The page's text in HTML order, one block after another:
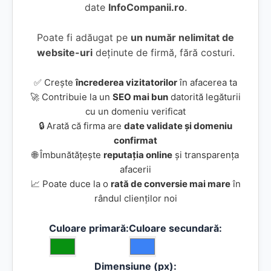
date InfoCompanii.ro.
Poate fi adăugat pe un număr nelimitat de
website-urideținute de firmă, fără costuri.
✅ Creșteîncrederea vizitatorilorîn afacerea ta
🚀 Contribuie la un SEO mai bun datorită legăturii
cu un domeniu verificat
🔒 Arată că firma are date validate și domeniu
confirmat
🌐 Îmbunătățește reputația online și transparența
afacerii
📈 Poate duce la o rată de conversie mai mareîn
rândul clienților noi
Culoare primară:Culoare secundară:
Dimensiune (px):